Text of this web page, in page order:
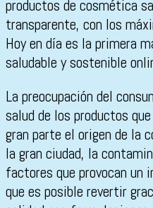
productos de cosmética
transparente, con los
Hoy en día es la primera
saludable y sostenible
La preocupación del
salud de los productos
gran parte el origen de la
la gran ciudad, la
factores que provocan un
que es posible revertir